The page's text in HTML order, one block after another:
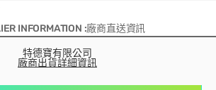
INFORMATION :廠商直送資訊
特德寶有限公司
廠商出貨詳細資訊